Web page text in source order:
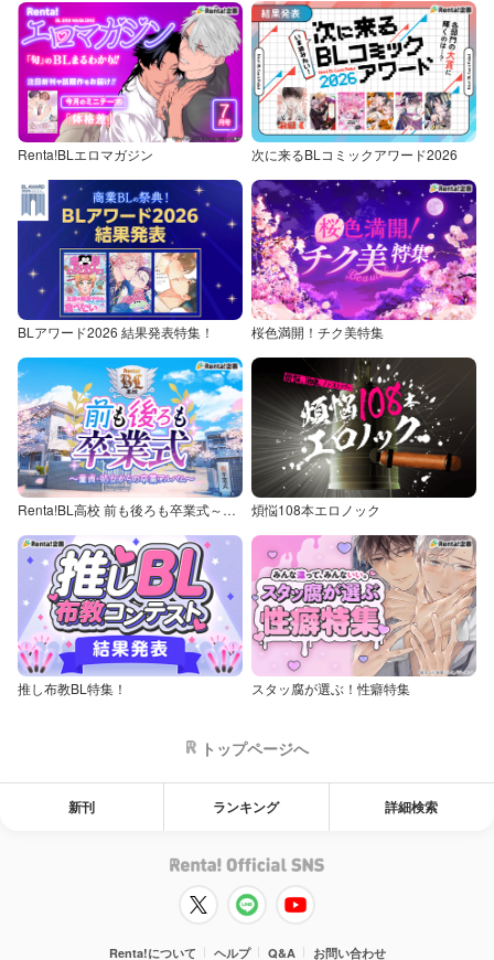
Renta!BLエロマガジン 次に来るBLコミックアワード2026
BLアワード2026 結果発表特集！ 桜色満開！チク美特集
Renta!BL高校 前も後ろも卒業式～童貞・処女からの卒業アルバム～ 煩悩108本エロノック
推し布教BL特集！ スタッ腐が選ぶ！性癖特集
トップページへ
新刊 ランキング 詳細検索
Renta!について ヘルプ Q&A お問い合わせ